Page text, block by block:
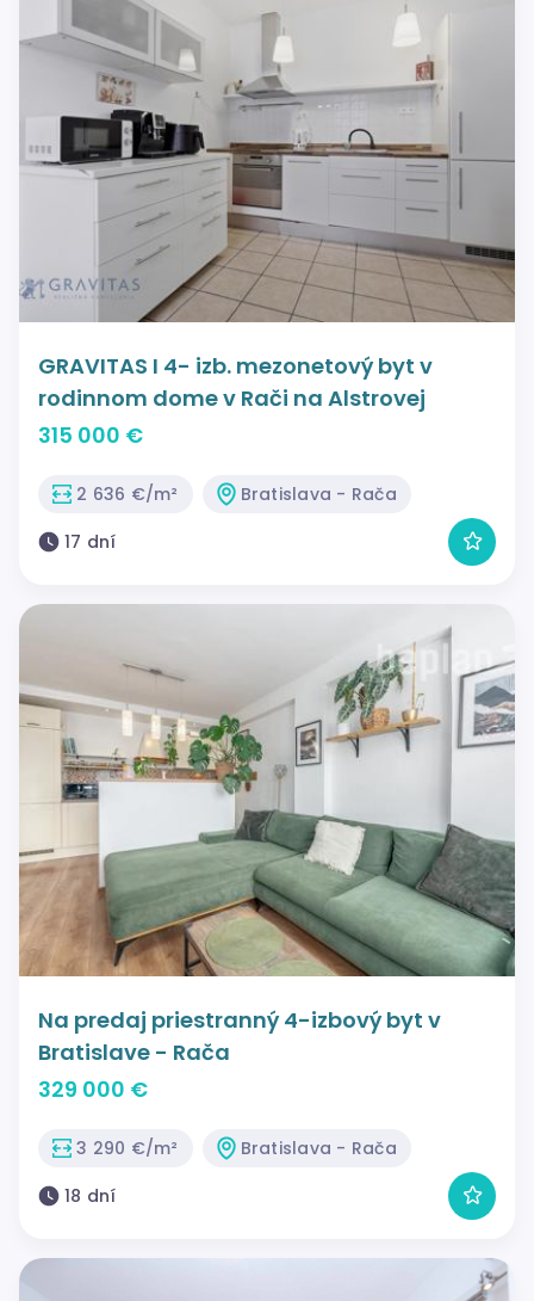
GRAVITAS I 4- izb. mezonetový byt v
rodinnom dome v Rači na Alstrovej
315 000 €
2 636 €/m²
Bratislava - Rača
17 dní
Na predaj priestranný 4-izbový byt v
Bratislave - Rača
329 000 €
3 290 €/m²
Bratislava - Rača
18 dní